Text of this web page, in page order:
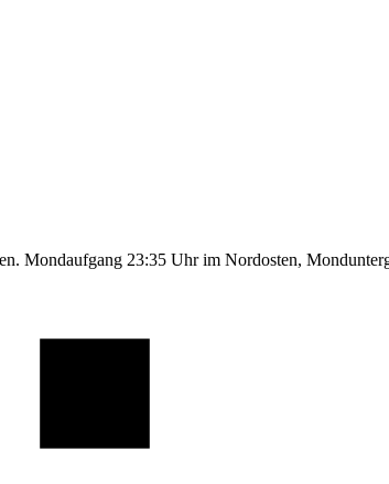
Mondaufgang 23:35 Uhr im Nordosten,